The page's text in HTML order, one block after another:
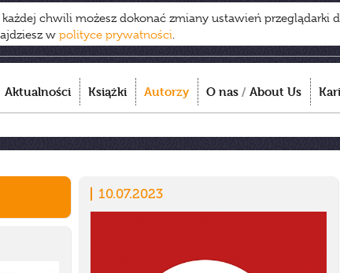
chwili możesz dokonać zmiany ustawień przeglądarki
w polityce prywatności.
Aktualności Książki Autorzy O nas / About Us
10.07.2023